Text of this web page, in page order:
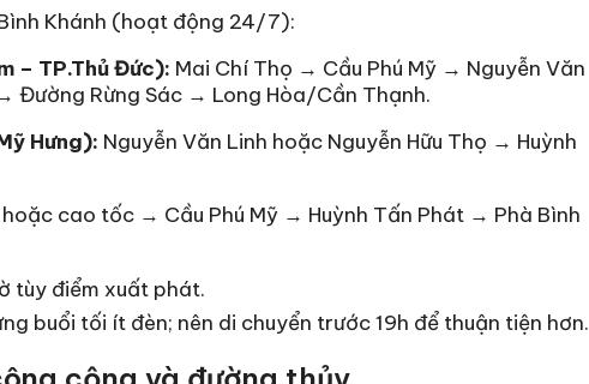
Khánh (hoạt động 24/7):
– TP.Thủ Đức): Mai Chí Thọ → Cầu Phú Mỹ → Nguyễn Văn
Đường Rừng Sác → Long Hòa/Cần Thạnh.
Hưng): Nguyễn Văn Linh hoặc Nguyễn Hữu Thọ → Huỳnh
hoặc cao tốc → Cầu Phú Mỹ → Huỳnh Tấn Phát → Phà Bình
tùy điểm xuất phát.
buổi tối ít đèn; nên di chuyển trước 19h để thuận tiện hơn.